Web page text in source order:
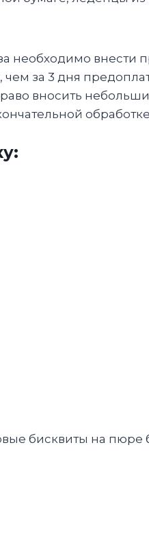
необходимо внести
за 3 дня
вносить
бисквиты на